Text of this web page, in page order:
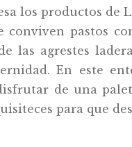
los productos
pastos
las agrestes
En este
de una
para que